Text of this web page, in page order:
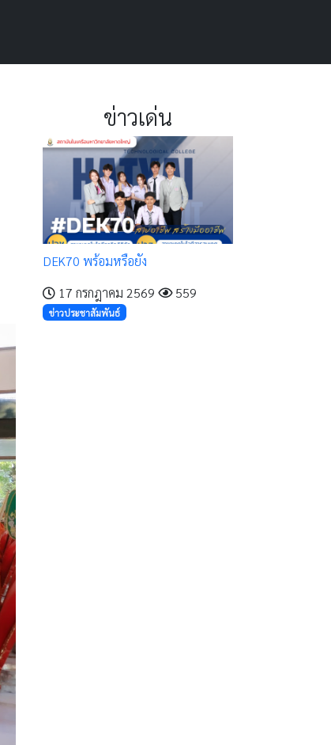
ข่าวเด่น
DEK70 พร้อมหรือยัง
17 กรกฎาคม 2569
559
ข่าวประชาสัมพันธ์